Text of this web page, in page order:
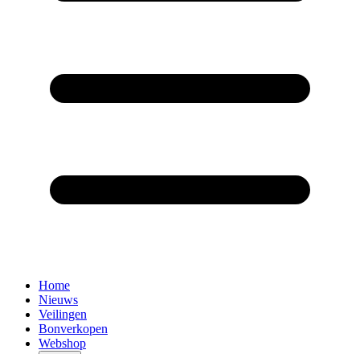
Home
Nieuws
Veilingen
Bonverkopen
Webshop